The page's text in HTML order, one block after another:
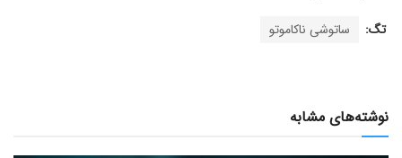
تگ: ساتوشی ناکاموتو
نوشته‌های مشابه